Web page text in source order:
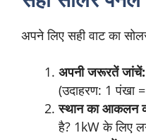
अधिक कुशल होते हैं। [1
है]
Read More:सोलर
2025 की पूरी गाइड
सही सोलर